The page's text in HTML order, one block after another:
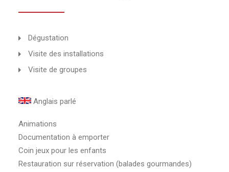
Dégustation
Visite des installations
Visite de groupes
Anglais parlé
Animations
Documentation à emporter
Coin jeux pour les enfants
Restauration sur réservation (balades gourmandes)